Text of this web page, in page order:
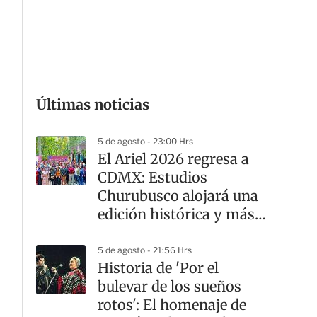
Últimas noticias
5 de agosto - 23:00 Hrs
El Ariel 2026 regresa a
CDMX: Estudios
Churubusco alojará una
edición histórica y más
5 de agosto - 21:56 Hrs
Historia de 'Por el
bulevar de los sueños
rotos': El homenaje de